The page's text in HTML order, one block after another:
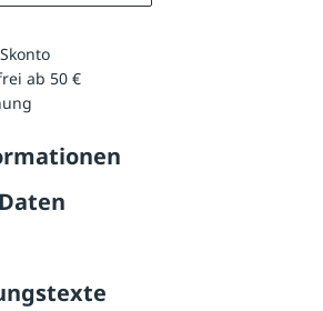
ab 50 €